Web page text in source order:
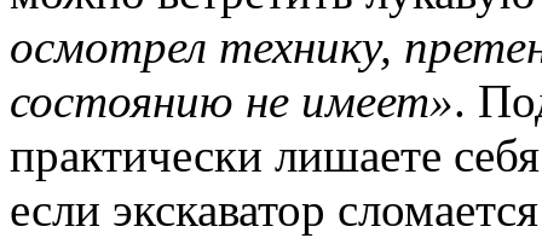
осмотрел технику,
состоянию не имеет».
практически лишаете
если экскаватор